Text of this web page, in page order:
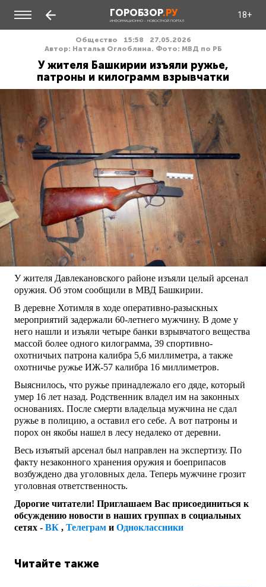
ГОРОБЗОР.РУ
ИНФОРМАЦИОННО - НОВОСТНОЙ ПОРТАЛ
18+
Общество 15:58
27.05.2026
Автор: Наталья Оглоблина. Фото: МВД по РБ
У жителя Башкирии изъяли ружье,
патроны и килограмм взрывчатки
У жителя Давлекановского районе изъяли целый арсенал
оружия. Об этом сообщили в МВД Башкирии.
В деревне Хотимля в ходе оперативно-разыскных
мероприятий задержали 60-летнего мужчину. В доме у
него нашли и изъяли четыре банки взрывчатого вещества
массой более одного килограмма, 39 спортивно-
охотничьих патрона калибра 5,6 миллиметра, а также
охотничье ружье ИЖ-57 калибра 16 миллиметров.
Выяснилось, что ружье принадлежало его дяде, который
умер 16 лет назад. Родственник владел им на законных
основаниях. После смерти владельца мужчина не сдал
ружье в полицию, а оставил его себе. А вот патроны и
порох он якобы нашел в лесу недалеко от деревни.
Весь изъятый арсенал был направлен на экспертизу. По
факту незаконного хранения оружия и боеприпасов
возбуждено два уголовных дела. Теперь мужчине грозит
уголовная ответственность.
Дорогие читатели! Приглашаем Вас присоединиться к
обсуждению новости в наших группах в социальных
сетях - ВК , Телеграм и Одноклассники
Читайте также